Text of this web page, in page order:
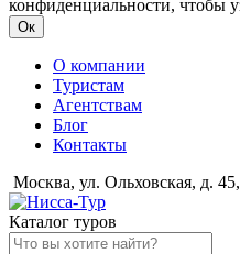
конфиденциальности, чтобы
Ок
О компании
Туристам
Агентствам
Блог
Контакты
Москва, ул. Ольховская, д. 45,
Каталог туров